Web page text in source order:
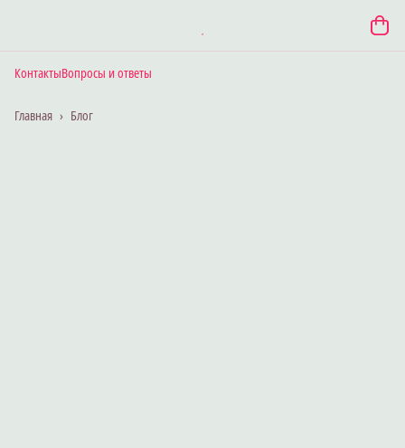
КонтактыВопросы и ответы
Блог
Главная ›